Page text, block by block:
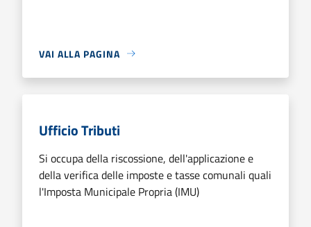
VAI ALLA PAGINA
Ufficio Tributi
Si occupa della riscossione, dell'applicazione e
della verifica delle imposte e tasse comunali quali
l'Imposta Municipale Propria (IMU)